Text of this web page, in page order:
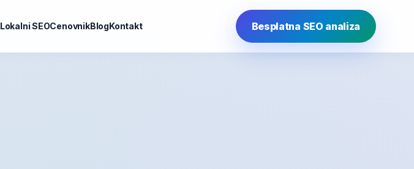
Lokalni SEOCenovnikBlogKontakt Besplatna SEO analiza